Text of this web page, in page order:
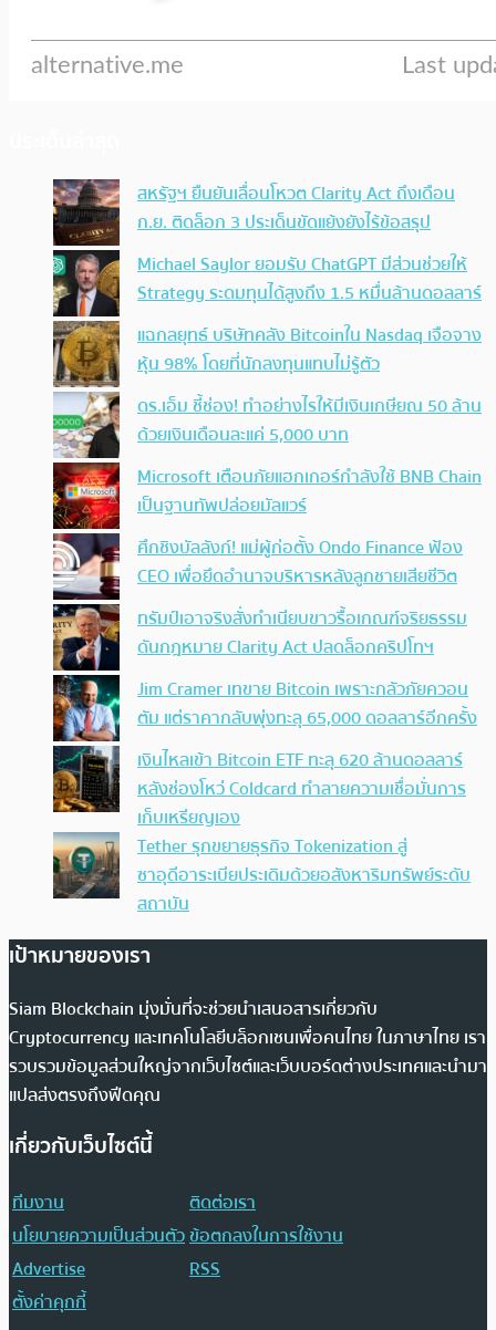
สหรัฐฯ ยืนยันเลื่อนโหวต Clarity Act ถึงเดือน
ก.ย. ติดล็อก 3 ประเด็นขัดแย้งยังไร้ข้อสรุป
Michael Saylor ยอมรับ ChatGPT มีส่วนช่วยให้
Strategy ระดมทุนได้สูงถึง 1.5 หมื่นล้านดอลลาร์
แฉกลยุทธ์ บริษัทคลัง Bitcoinใน Nasdaq เจือจาง
หุ้น 98% โดยที่นักลงทุนแทบไม่รู้ตัว
ดร.เอ็ม ชี้ช่อง! ทำอย่างไรให้มีเงินเกษียณ 50 ล้าน
ด้วยเงินเดือนละแค่ 5,000 บาท
Microsoft เตือนภัยแฮกเกอร์กำลังใช้ BNB Chain
เป็นฐานทัพปล่อยมัลแวร์
ศึกชิงบัลลังก์! แม่ผู้ก่อตั้ง Ondo Finance ฟ้อง
CEO เพื่อยึดอำนาจบริหารหลังลูกชายเสียชีวิต
ทรัมป์เอาจริง สั่งทำเนียบขาวรื้อเกณฑ์จริยธรรม
ดันกฎหมาย Clarity Act ปลดล็อกคริปโทฯ
Jim Cramer เทขาย Bitcoin เพราะกลัวภัยควอน
ตัม แต่ราคากลับพุ่งทะลุ 65,000 ดอลลาร์อีกครั้ง
เงินไหลเข้า Bitcoin ETF ทะลุ 620 ล้านดอลลาร์
หลังช่องโหว่ Coldcard ทำลายความเชื่อมั่นการ
เก็บเหรียญเอง
Tether รุกขยายธุรกิจ Tokenization สู่
ซาอุดีอาระเบียประเดิมด้วยอสังหาริมทรัพย์ระดับ
สถาบัน
เป้าหมายของเรา
Siam Blockchain มุ่งมั่นที่จะช่วยนำเสนอสารเกี่ยวกับ
Cryptocurrency และเทคโนโลยีบล็อกเชนเพื่อคนไทย ในภาษาไทย เรา
รวบรวมข้อมูลส่วนใหญ่จากเว็บไซต์และเว็บบอร์ดต่างประเทศและนำมา
แปลส่งตรงถึงฟีดคุณ
เกี่ยวกับเว็บไซต์นี้
ทีมงาน
ติดต่อเรา
นโยบายความเป็นส่วนตัวข้อตกลงในการใช้งาน
Advertise
RSS
ตั้งค่าคุกกี้